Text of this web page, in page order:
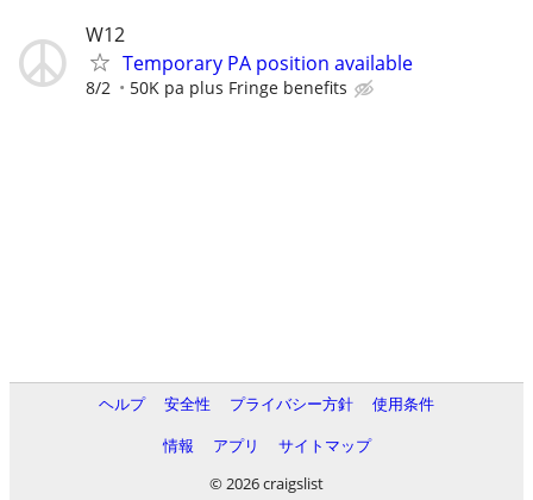
W12
Temporary PA position available
8/2 50K pa plus Fringe benefits
ヘルプ 安全性 プライバシー方針
使用条件
情報
アプリ
サイトマップ
© 2026 craigslist